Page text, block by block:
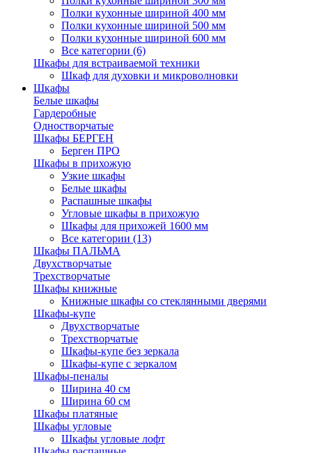
Полки кухонные шириной 400 мм
Полки кухонные шириной 500 мм
Полки кухонные шириной 600 мм
Все категории (6)
Шкафы для встраиваемой техники
Шкаф для духовки и микроволновки
Шкафы
Белые шкафы
Гардеробные
Одностворчатые
Шкафы БЕРГЕН
Берген ПРО
Шкафы в прихожую
Узкие шкафы
Белые шкафы
Распашные шкафы
Угловые шкафы в прихожую
Шкафы для прихожей 1600 мм
Все категории (13)
Шкафы ПАЛЬМА
Двухстворчатые
Трехстворчатые
Шкафы книжные
Книжные шкафы со стеклянными дверями
Шкафы-купе
Двухстворчатые
Трехстворчатые
Шкафы-купе без зеркала
Шкафы-купе с зеркалом
Шкафы-пеналы
Ширина 40 см
Ширина 60 см
Шкафы платяные
Шкафы угловые
Шкафы угловые лофт